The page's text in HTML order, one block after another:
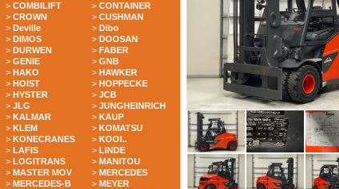
> COMBILIFT > CONTAINER
> CROWN > CUSHMAN
> Deville > Dibo
> DIMOS > DOOSAN
> DURWEN > FABER
> GENIE > GNB
> HAKO > HAWKER
> HOIST > HOPPECKE
> HYSTER > JCB
> JLG > JUNGHEINRICH
> KALMAR > KAUP
> KLEM > KOMATSU
> KONECRANES > KOOI..
> LAFIS > LINDE
> LOGITRANS > MANITOU
> MASTER MOV > MERCEDES
> MERCEDES-B > MEYER